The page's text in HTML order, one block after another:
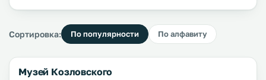
Сортировка: По популярности По алфавиту
Музей Козловского